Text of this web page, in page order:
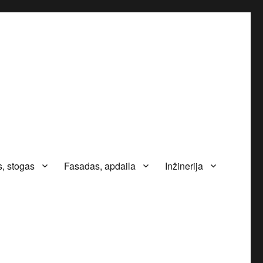
stogas Fasadas, apdaila Inžinerija